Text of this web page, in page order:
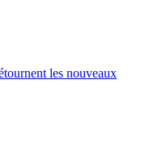
les nouveaux